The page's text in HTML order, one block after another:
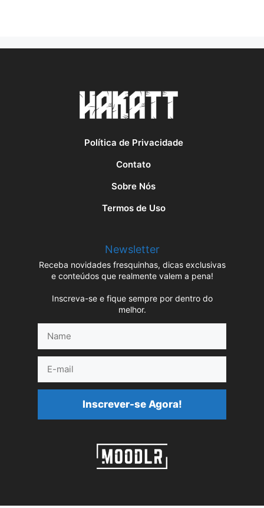
Política de Privacidade
Contato
Sobre Nós
Termos de Uso
Newsletter
Receba novidades fresquinhas, dicas exclusivas
e conteúdos que realmente valem a pena!
Inscreva-se e fique sempre por dentro do
melhor.
mail
Inscrever-se Agora!